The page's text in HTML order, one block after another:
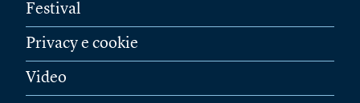
Festival
Privacy e cookie
Video